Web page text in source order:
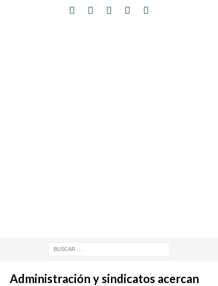
Administración y sindicatos acercan